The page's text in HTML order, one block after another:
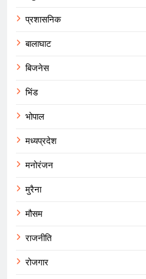
प्रशासनिक
बालाघाट
बिजनेस
भिंड
भोपाल
मध्यप्रदेश
मनोरंजन
मुरैना
मौसम
राजनीति
रोजगार